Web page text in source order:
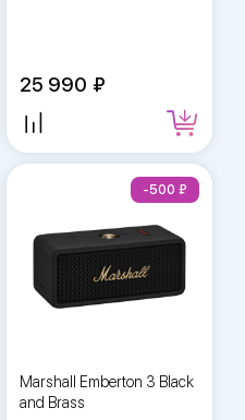
25 990
Marshall Emberton 3 Black
and Brass
-500